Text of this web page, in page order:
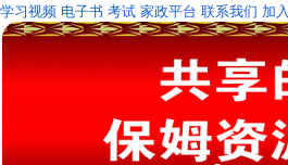
学习视频 电子书 考试 家政平台 联系我们 加